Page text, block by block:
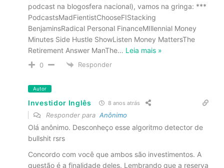
podcast na blogosfera nacional), vamos na gringa: ***
PodcastsMadFientistChooseFIStacking
BenjaminsRadical Personal FinanceMIllennial Money
Minutes Side Hustle ShowListen Money MattersThe
Retirement Answer ManThe… Leia mais »
0 Responder
Autor
Investidor Inglês 8 anos atrás
Responder para Anônimo
Olá anônimo. Desconheço esse algoritmo detector de
bullshit rsrs
Concordo com você que ambos são investimentos. A
questão é a finalidade deles. Lembrando que a reserva